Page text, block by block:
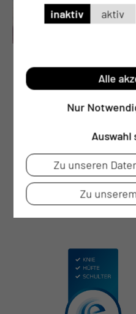
Eingriffe an der
Eingriffe an der nasalen
inaktiv aktiv
Alle
Nur
Auswahl
Zu unseren
Zu